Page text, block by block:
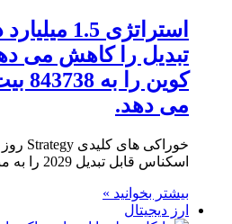
استراتژی
تبدیل را کاهش می
می دهد.
اسکناس قابل تبدیل 2029 را به مبلغ 1.38 میلیارد دلار…
بیشتر بخوانید »
ارز دیجیتال